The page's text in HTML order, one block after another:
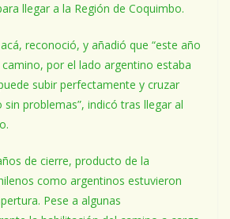
llegar a la Región de Coquimbo.
reconoció, y añadió que “este año
por el lado argentino estaba
subir perfectamente y cruzar
problemas”, indicó tras llegar al
de cierre, producto de la
como argentinos estuvieron
Pese a algunas